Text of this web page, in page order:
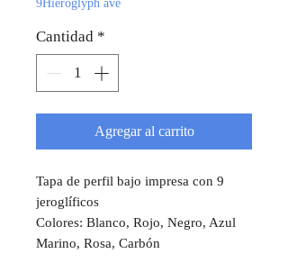
9Hieroglyph ave
Cantidad *
Agregar al carrito
Tapa de perfil bajo impresa con 9
jeroglíficos
Colores: Blanco, Rojo, Negro, Azul
Marino, Rosa, Carbón